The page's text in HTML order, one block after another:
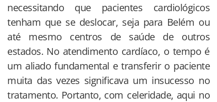
necessitando que pacientes cardiológicos
tenham que se deslocar, seja para Belém ou
até mesmo centros de saúde de outros
estados. No atendimento cardíaco, o tempo é
um aliado fundamental e transferir o paciente
muita das vezes significava um insucesso no
tratamento. Portanto, com celeridade, aqui no